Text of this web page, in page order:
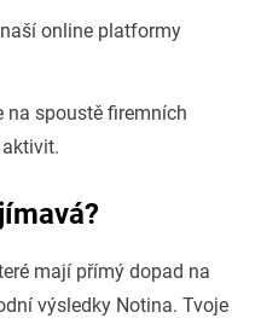
online platformy
na spoustě firemních
mají přímý dopad na
výsledky Notina. Tvoje